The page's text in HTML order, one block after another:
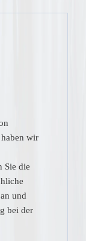
wir
Sie die
und
bei der